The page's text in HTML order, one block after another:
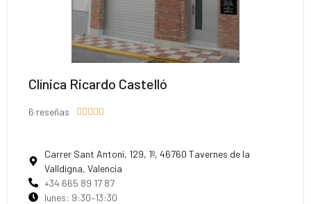
Clínica Ricardo Castelló
6 reseñas     
Carrer Sant Antoni, 129, 1º, 46760 Tavernes de la
Valldigna, Valencia
+34 665 89 17 87
lunes: 9:30–13:30